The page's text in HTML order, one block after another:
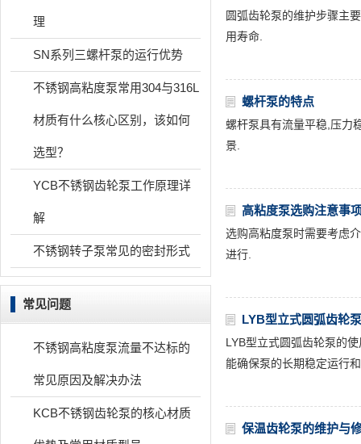
圆弧齿轮泵的维护步骤主
用寿命.
螺杆泵的特点
螺杆泵具有流量平稳,压力
景.
高粘度泵选购注意事
选购高粘度泵时需要考虑
进行.
LYB型立式圆弧齿轮
LYB型立式圆弧齿轮泵的
能确保泵的长期稳定运行
保温齿轮泵的维护与
理
SN系列三螺杆泵的运行优势
不锈钢高粘度泵常用304与316L
材质有什么核心区别，该如何
选型？
YCB不锈钢齿轮泵工作原理详
解
不锈钢转子泵常见的密封形式
常见问题
不锈钢高粘度泵流量不达标的
常见原因及解决办法
KCB不锈钢齿轮泵的核心材质